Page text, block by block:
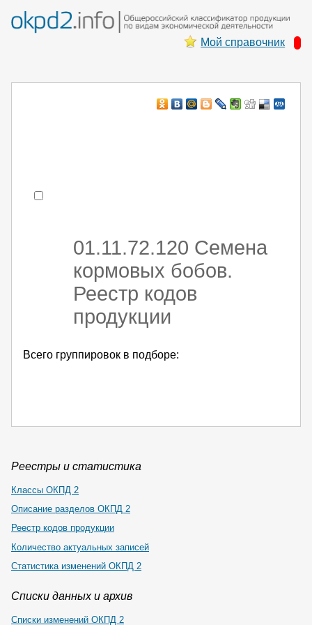
Мой справочник
01.11.72.120 Семена
кормовых бобов.
Реестр кодов
продукции
Всего группировок в подборе:
Реестры и статистика
Классы ОКПД 2
Описание разделов ОКПД 2
Реестр кодов продукции
Количество актуальных записей
Статистика изменений ОКПД 2
Списки данных и архив
Списки изменений ОКПД 2